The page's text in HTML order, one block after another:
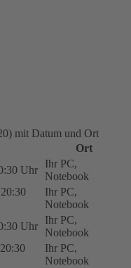
mit Datum und Ort
Ort
Uhr
Ihr PC,
Notebook
Ihr PC,
Notebook
Uhr
Ihr PC,
Notebook
Ihr PC,
Notebook